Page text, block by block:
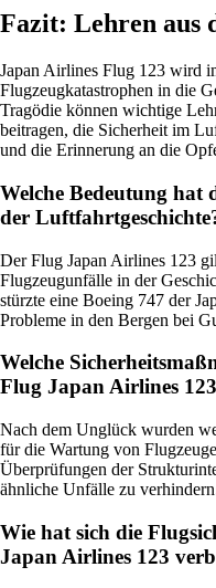
Fazit: Lehren aus
Japan Airlines Flug 123 wird
Flugzeugkatastrophen in die
Tragödie können wichtige
beitragen, die Sicherheit im
und die Erinnerung an die
Welche Bedeutung hat
der
Der Flug Japan Airlines 123
Flugzeugunfälle in der
stürzte eine Boeing 747 der
Probleme in den Bergen bei
Welche
Flug Japan Airlines
Nach dem Unglück wurden
für die Wartung von
Überprüfungen der
ähnliche Unfälle zu
Wie hat sich die
Japan Airlines 123